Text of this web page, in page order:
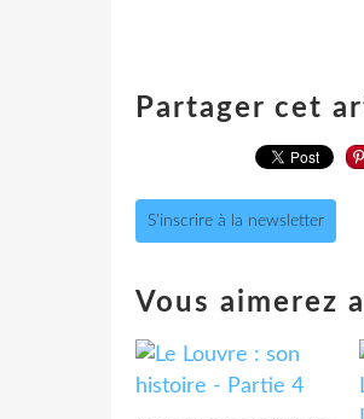
Partager cet
S'inscrire à la newsletter
Vous aimerez